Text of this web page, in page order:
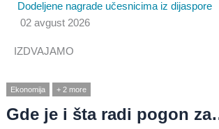
Dodeljene nagrade učesnicima iz dijaspore
02 avgust 2026
IZDVAJAMO
Ekonomija + 2 more
Gde je i šta radi pogon